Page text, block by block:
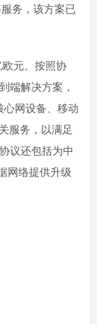
务，该方案已
元。按照协
端解决方案，
网设备、移动
服务，以满足
议还包括为中
网络提供升级